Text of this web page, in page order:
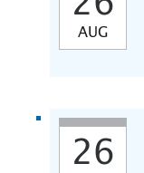
AUG
26